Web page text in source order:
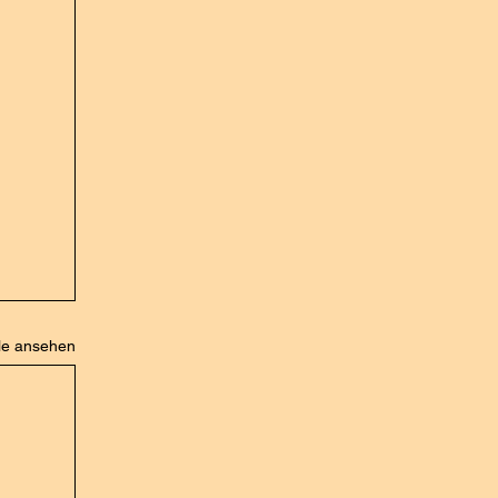
ansehen